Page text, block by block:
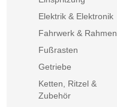
Elektrik & Elektronik
Fahrwerk & Rahmen
Fußrasten
Getriebe
Ketten, Ritzel &
Zubehör